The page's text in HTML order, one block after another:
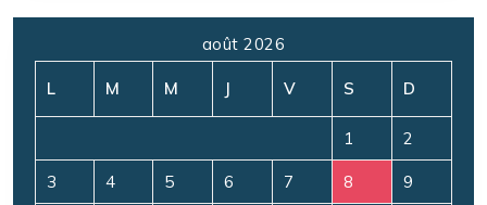
août 2026
L M M J V S D
1 2
3 4 5 6 7 8 9